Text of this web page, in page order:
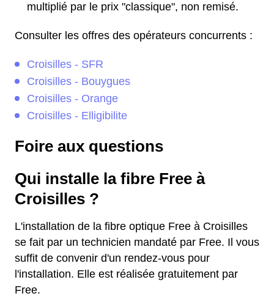
multiplié par le prix "classique", non remisé.
Consulter les offres des opérateurs concurrents :
Croisilles - SFR
Croisilles - Bouygues
Croisilles - Orange
Croisilles - Elligibilite
Foire aux questions
Qui installe la fibre Free à
Croisilles ?
L'installation de la fibre optique Free à Croisilles
se fait par un technicien mandaté par Free. Il vous
suffit de convenir d'un rendez-vous pour
l'installation. Elle est réalisée gratuitement par
Free.